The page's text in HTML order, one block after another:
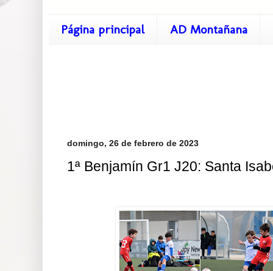
Página principal AD Montañana
domingo, 26 de febrero de 2023
1ª Benjamín Gr1 J20: Santa